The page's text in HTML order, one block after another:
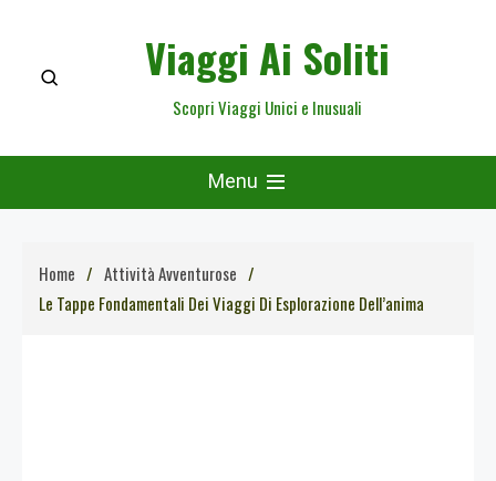
content
Viaggi Ai Soliti
Scopri Viaggi Unici e Inusuali
Menu
Home
Attività Avventurose
Le Tappe Fondamentali Dei Viaggi Di Esplorazione Dell’anima